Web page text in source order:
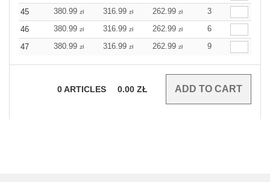
45
380.99 zł 316.99 zł 262.99 zł
3
46
380.99 zł 316.99 zł 262.99 zł
6
47
380.99 zł 316.99 zł 262.99 zł 9
0ARTICLES 0.00 ZŁ